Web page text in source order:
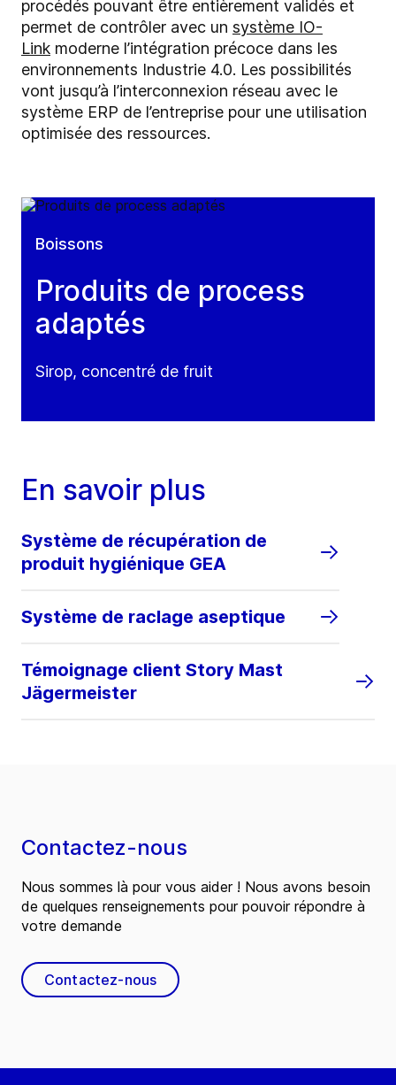
procédés pouvant être entièrement validés et
permet de contrôler avec un système IO-
Link moderne l’intégration précoce dans les
environnements Industrie 4.0. Les possibilités
vont jusqu’à l’interconnexion réseau avec le
système ERP de l’entreprise pour une utilisation
optimisée des ressources.
Boissons
Produits de process
adaptés
Sirop, concentré de fruit
En savoir plus
Système de récupération de
produit hygiénique GEA
Système de raclage aseptique
Témoignage client Story Mast
Jägermeister
Contactez-nous
Nous sommes là pour vous aider ! Nous avons besoin
de quelques renseignements pour pouvoir répondre à
votre demande
Contactez-nous